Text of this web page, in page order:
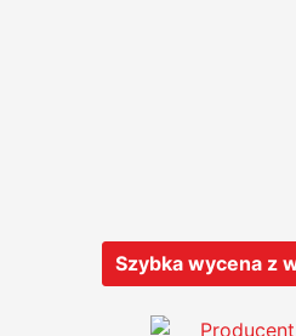
Szybka wycena z